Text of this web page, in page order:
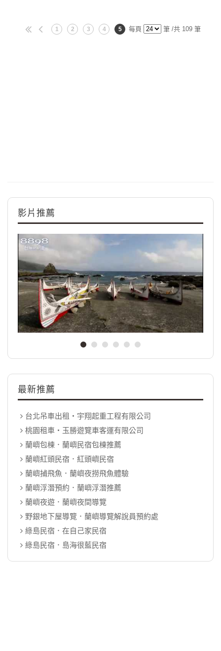
1 2 3 4 5 每頁 筆 /共 109 筆
影片推薦
最新推薦
台北吊車出租‧宇翔起重工程有限公司
桃園租車‧玉勝遊覽車客運有限公司
蘭嶼包棟．蘭嶼民宿包棟推薦
蘭嶼紅頭民宿．紅頭嶼民宿
蘭嶼捕飛魚．蘭嶼夜撈飛魚體驗
蘭嶼浮潛預約．蘭嶼浮潛推薦
蘭嶼夜遊．蘭嶼夜間導覽
野銀地下屋導覽．蘭嶼導覽解說員預約處
綠島民宿．在自己家民宿
綠島民宿．島海很藍民宿